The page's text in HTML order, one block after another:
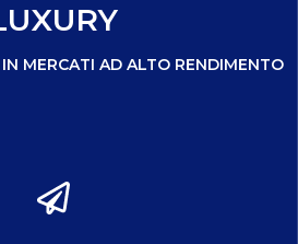
MERCATI AD ALTO RENDIMENTO